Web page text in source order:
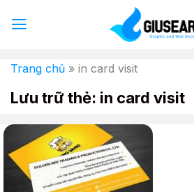
qua
Trang chủ » in card visit
Lưu trữ thẻ: in card visit